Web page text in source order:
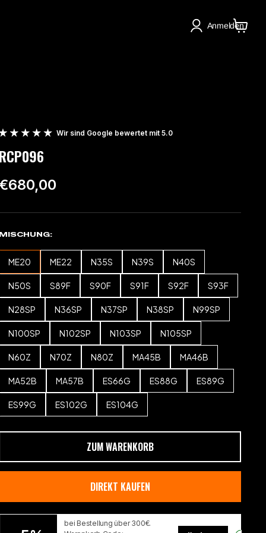
Anmelden
Wir sind Google bewertet mit 5.0
RCP096
€680,00
MISCHUNG
ME20 ME22 N35S N39S N40S
N50S S89F S90F S91F S92F S93F
N28SP N36SP N37SP N38SP N99SP
N100SP N102SP N103SP N105SP
N60Z N70Z N80Z MA45B MA46B
MA52B MA57B ES66G ES88G ES89G
ES99G ES102G ES104G
ZUM WARENKORB
DIREKT KAUFEN
bei Bestellung über 300€.